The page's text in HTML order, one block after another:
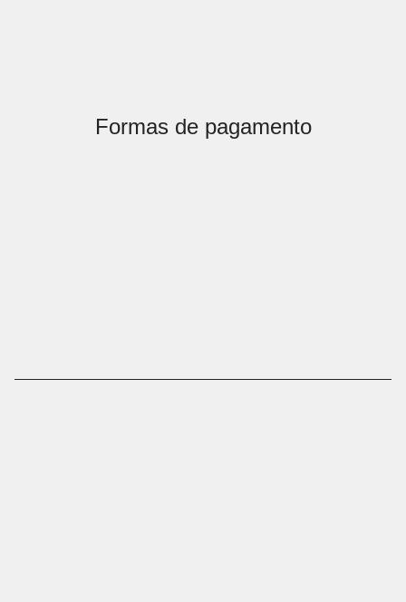
Formas de pagamento